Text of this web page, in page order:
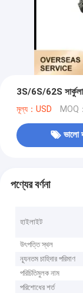
3S/6S/62S সার্কুলার
মূল্য：USD MOQ
ভালো
পণ্যের বর্ণনা
হাইলাইট
উৎপত্তি স্থল
ন্যূনতম চাহিদার পরিমাণ
পরিচিতিমুলক নাম
পরিশোধের শর্ত